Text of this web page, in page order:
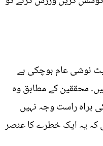
نوشی عام ہوچکی ہے
محققین کے مطابق وہ
راست وجہ نہیں
کہ یہ ایک خطرے کا عنصر